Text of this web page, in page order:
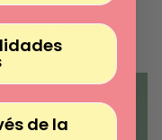
KITS?
de la